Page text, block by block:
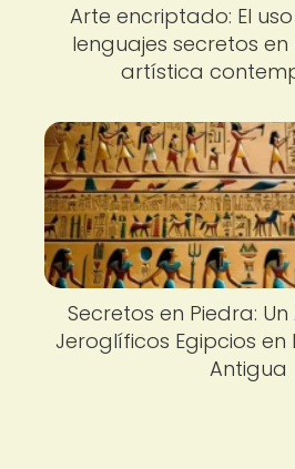
Arte encriptado: El
lenguajes secretos
artística
Secretos en Piedra:
Jeroglíficos Egipcios
Antigua